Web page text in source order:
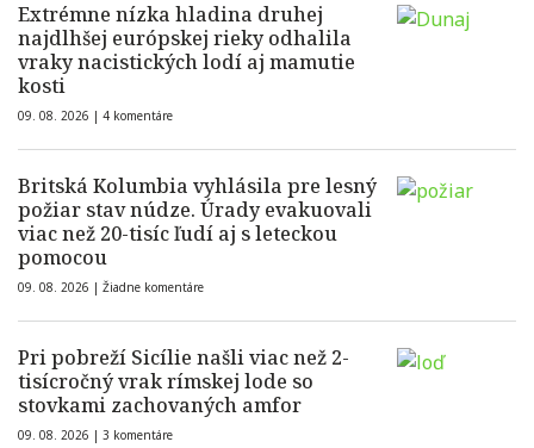
Extrémne nízka hladina druhej
najdlhšej európskej rieky odhalila
vraky nacistických lodí aj mamutie
kosti
09. 08. 2026 | 4 komentáre
Britská Kolumbia vyhlásila pre lesný
požiar stav núdze. Úrady evakuovali
viac než 20-tisíc ľudí aj s leteckou
pomocou
09. 08. 2026 | Žiadne komentáre
Pri pobreží Sicílie našli viac než 2-
tisícročný vrak rímskej lode so
stovkami zachovaných amfor
09. 08. 2026 | 3 komentáre